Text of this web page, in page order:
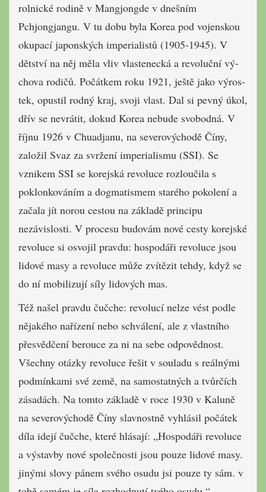
rolnické rodině v Mangjongde v dnešním
Pchjongjangu. V tu dobu byla Korea pod vojenskou
okupací japonských im­perialistů (1905-1945). V
dětství na něj měla vliv vlastenecká a revoluční vý­
chova rodičů. Počátkem roku 1921, ještě jako výros­
tek, opustil rodný kraj, svoji vlast. Dal si pevný úkol,
dřív se nevrátit, dokud Ko­rea nebude svobodná. V
říjnu 1926 v Chuadjanu, na severový­chodě Číny,
založil Svaz za svržení imperialismu (SSI). Se
vznikem SSI se ko­rejská revoluce rozloučila s
poklonkováním a dogmatismem starého poko­lení a
začala jít norou cestou na zákla­dě principu
nezávislosti. V procesu budovám nové cesty korejské
revoluce si osvojil pravdu: hospodáři revoluce jsou
lidové masy a revoluce může zvítězit tehdy, když se
do ní mobilizují síly lidových mas.
Též našel pravdu čučche: revolucí nelze vést podle
nějakého nařízení nebo schválení, ale z vlastního
přesvědčení berouce za ni na sebe odpovědnost.
Všechny otázky revoluce řešit v souladu s reálnými
podmínkami své země, na sa­mostatných a tvůrčích
zásadách. Na tomto základě v roce 1930 v Kaluně
na severovýchodě Číny slavnostně vyhlásil počátek
díla idejí čučche, které hlásají: „Hospodáři revoluce
a výstavby nové společnosti jsou pouze lidové masy.
ji­nými slovy pánem svého osudu jsi pou­ze ty sám. v